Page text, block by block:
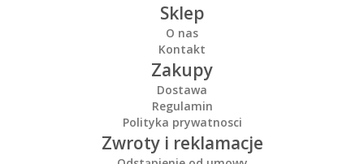
Sklep
O nas
Kontakt
Zakupy
Dostawa
Regulamin
Polityka prywatnosci
Zwroty i reklamacje